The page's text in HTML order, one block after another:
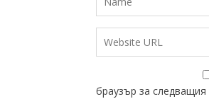
браузър за